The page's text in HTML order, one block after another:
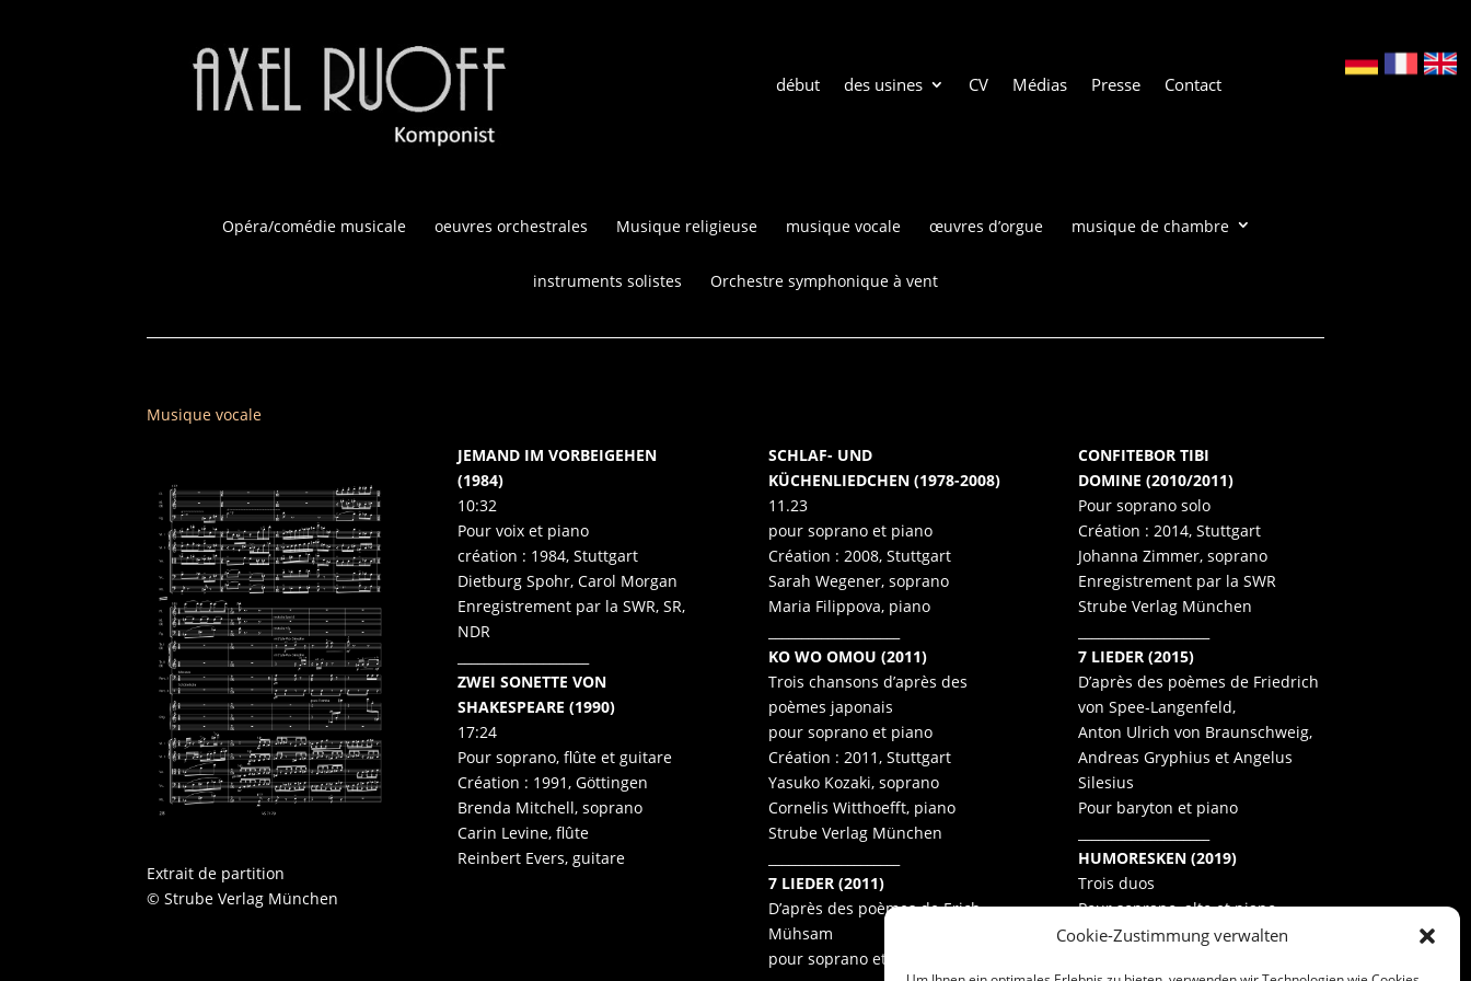
Cookie-Zustimmung verwalten
début des usines CV Médias Presse Contact
Opéra/comédie musicale oeuvres orchestrales Musique religieuse musique vocale œuvres d’orgue musique de chambre
instruments solistes Orchestre symphonique à vent
Musique vocale
Extrait de partition
© Strube Verlag München
JEMAND IM VORBEIGEHEN
(1984)
10:32
Pour voix et piano
création : 1984, Stuttgart
Dietburg Spohr, Carol Morgan
Enregistrement par la SWR, SR,
NDR
ZWEI SONETTE VON
SHAKESPEARE (1990)
17:24
Pour soprano, flûte et guitare
Création : 1991, Göttingen
Brenda Mitchell, soprano
Carin Levine, flûte
Reinbert Evers, guitare
SCHLAF- UND
KÜCHENLIEDCHEN (1978-2008)
11.23
pour soprano et piano
Création : 2008, Stuttgart
Sarah Wegener, soprano
Maria Filippova, piano
KO WO OMOU (2011)
Trois chansons d’après des
poèmes japonais
pour soprano et piano
Création : 2011, Stuttgart
Yasuko Kozaki, soprano
Cornelis Witthoefft, piano
Strube Verlag München
7 LIEDER (2011)
D’après des poèmes de Erich
Mühsam
pour soprano et piano
CONFITEBOR TIBI
DOMINE (2010/2011)
Pour soprano solo
Création : 2014, Stuttgart
Johanna Zimmer, soprano
Enregistrement par la SWR
Strube Verlag München
7 LIEDER (2015)
D’après des poèmes de Friedrich
von Spee-Langenfeld,
Anton Ulrich von Braunschweig,
Andreas Gryphius et Angelus
Silesius
Pour baryton et piano
HUMORESKEN (2019)
Trois duos
Pour soprano, alto et piano